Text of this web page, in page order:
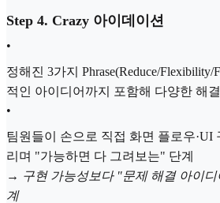
Step 4. Crazy 아이데이션
•
정해진 3가지 Phrase(Reduce/
적인 아이디어까지 포함해 다양한 해
•
팀원들이 손으로 직접 화면 플로우·UI
리며 "가능하면 다 그려보는" 단계
→ 구현 가능성보다 "문제 해결 아이
계